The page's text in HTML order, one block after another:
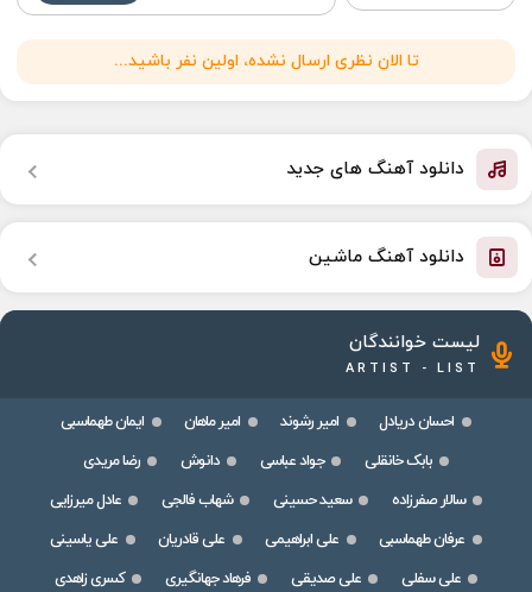
تا الان نظری ارسال نشده، اولین نفر باشید...
دانلود آهنگ های جدید
دانلود آهنگ ماشین
لیست خوانندگان
ARTIST - LIST
احسان دریادل امیر رشوند امیر ماهان
ایمان طهماسبی
بابک خانقلی
جواد عباسی دانوش
رضا مریدی
سالار صفرزاده
سعید حسینی شهاب فالجی
عادل میرزایی
عرفان طهماسبی
علی ابراهیمی علی قادریان
علی یاسینی
علی سفلی
علی صدیقی فرهاد جهانگیری
کسری زاهدی